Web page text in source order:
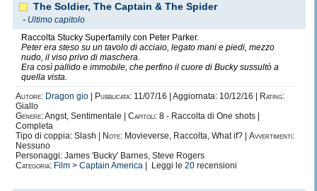
The Soldier, The Captain & The Spider
- Ultimo capitolo
Raccolta Stucky Superfamily con Peter Parker.
Peter era steso su un tavolo di acciaio, legato mani e piedi, mezzo
nudo, il viso privo di maschera.
Era così pallido e immobile, che perfino il cuore di Bucky sussultò a
quella vista.
Autore: Dragon gio Pubblicata: 11/07/16 | Aggiornata: 10/12/16 |
Rating:
Giallo
Genere:Angst, Sentimentale | Capitoli: 8 - Raccolta di One shots |
Completa
Tipo di coppia: Slash |
Note: Movieverse, Raccolta, What if? | Avvertimenti:
Nessuno
Personaggi: James 'Bucky' Barnes, Steve Rogers
Categoria: Film > Captain America | Leggi le 20 recensioni